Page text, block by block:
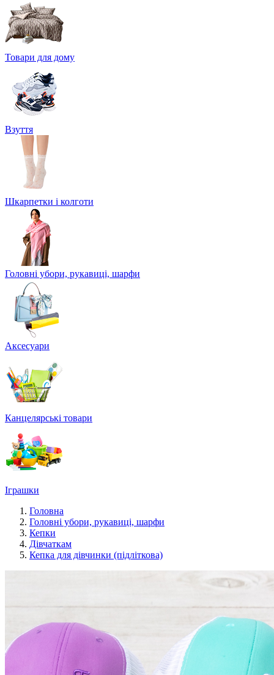
Товари для дому
Взуття
Шкарпетки і колготи
Головні убори, рукавиці, шарфи
Аксесуари
Канцелярські товари
Іграшки
Головна
Головні убори, рукавиці, шарфи
Кепки
Дівчаткам
Кепка для дівчинки (підліткова)